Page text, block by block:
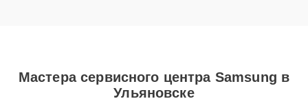
Мастера сервисного центра Samsung в
Ульяновске